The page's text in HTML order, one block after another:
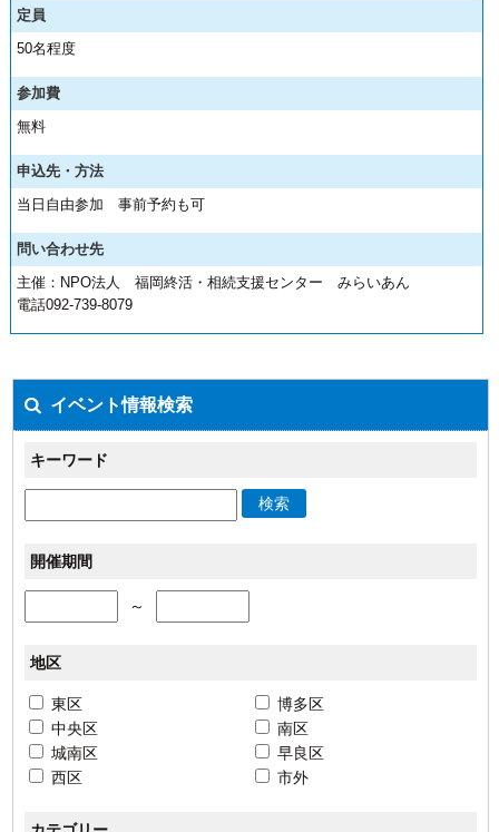
定員
50名程度
参加費
無料
申込先・方法
当日自由参加 事前予約も可
問い合わせ先
主催：NPO法人 福岡終活・相続支援センター みらいあん
電話092-739-8079
イベント情報検索
キーワード
検索
開催期間
～
地区
東区
博多区
中央区
南区
城南区
早良区
西区
市外